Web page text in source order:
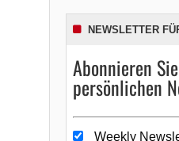
NEWSLETTER
Abonnieren
persönlichen
Weekly